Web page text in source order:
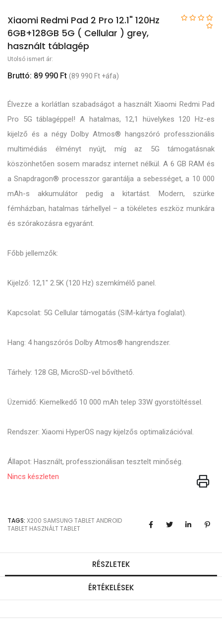
Xiaomi Redmi Pad 2 Pro 12.1" 120Hz
6GB+128GB 5G ( Cellular ) grey,
használt táblagép
Utolsó ismert ár:
Bruttó: 89 990 Ft (89 990 Ft +áfa)
Élvezze a korlátlan szabadságot a használt Xiaomi Redmi Pad
Pro 5G táblagéppel! A hatalmas, 12,1 hüvelykes 120 Hz-es
kijelző és a négy Dolby Atmos® hangszóró professzionális
multimédiás élményt nyújt, míg az 5G támogatásnak
köszönhetően sosem maradsz internet nélkül. A 6 GB RAM és
a Snapdragon® processzor garantálja a sebességet, a 10 000
mAh-s akkumulátor pedig a kitartást. Modern, szürke
fémházban, hatalmas tárhellyel – a tökéletes eszköz munkára
és szórakozásra egyaránt.
Főbb jellemzők:
Kijelző: 12,1" 2.5K (120 Hz) szemkímélő panel.
Kapcsolat: 5G Cellular támogatás (SIM-kártya foglalat).
Hang: 4 hangszórós Dolby Atmos® hangrendszer.
Tárhely: 128 GB, MicroSD-vel bővíthető.
Üzemidő: Kiemelkedő 10 000 mAh telep 33W gyorstöltéssel.
Rendszer: Xiaomi HyperOS nagy kijelzős optimalizációval.
Állapot: Használt, professzionálisan tesztelt minőség.
Nincs készleten
TAGS: X200 SAMSUNG TABLETANDROID
TABLET HASZNÁLT TABLET
RÉSZLETEK
ÉRTÉKELÉSEK